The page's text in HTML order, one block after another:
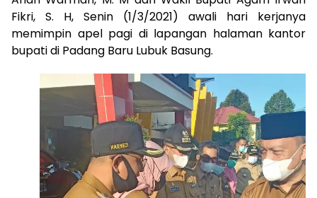
Fikri, S. H, Senin (1/3/2021) awali hari kerjanya
memimpin apel pagi di lapangan halaman kantor
bupati di Padang Baru Lubuk Basung.